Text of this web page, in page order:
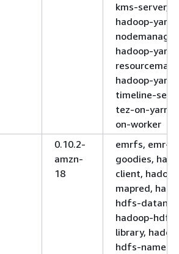
kms-server,
hadoop-yarn-
hadoop-yarn-
hadoop-yarn-
timeline-
tez-on-yarn,
on-worker
0.10.2-
amzn-
18
emrfs, emr-
goodies,
client,
mapred,
hdfs-
hadoop-hdfs-
library,
hdfs-